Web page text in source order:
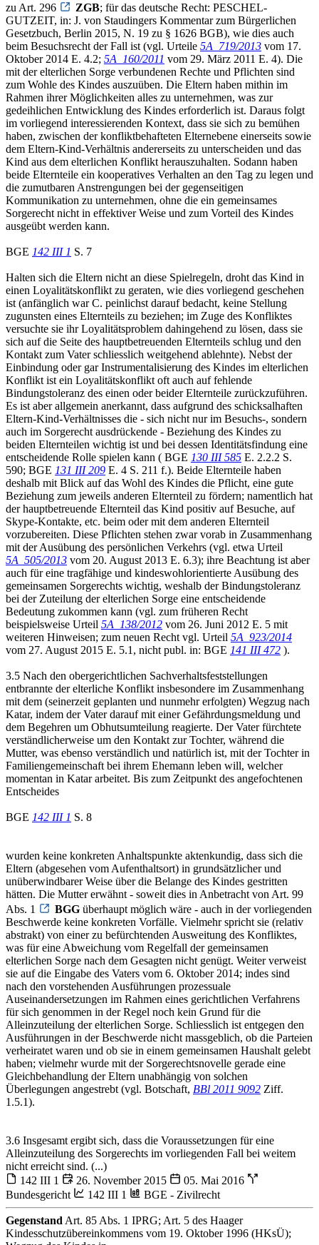
zu Art. 296
ZGB; für das deutsche Recht: PESCHEL-
GUTZEIT, in: J. von Staudingers Kommentar zum Bürgerlichen
Gesetzbuch, Berlin 2015, N. 19 zu § 1626 BGB), wie dies auch
beim Besuchsrecht der Fall ist (vgl. Urteile 5A_719/2013 vom 17.
Oktober 2014 E. 4.2; 5A_160/2011 vom 29. März 2011 E. 4). Die
mit der elterlichen Sorge verbundenen Rechte und Pflichten sind
zum Wohle des Kindes auszuüben. Die Eltern haben mithin im
Rahmen ihrer Möglichkeiten alles zu unternehmen, was zur
gedeihlichen Entwicklung des Kindes erforderlich ist. Daraus folgt
im vorliegend interessierenden Kontext, dass sie sich zu bemühen
haben, zwischen der konfliktbehafteten Elternebene einerseits sowie
dem Eltern-Kind-Verhältnis andererseits zu unterscheiden und das
Kind aus dem elterlichen Konflikt herauszuhalten. Sodann haben
beide Elternteile ein kooperatives Verhalten an den Tag zu legen und
die zumutbaren Anstrengungen bei der gegenseitigen
Kommunikation zu unternehmen, ohne die ein gemeinsames
Sorgerecht nicht in effektiver Weise und zum Vorteil des Kindes
ausgeübt werden kann.
BGE 142 III 1 S. 7
Halten sich die Eltern nicht an diese Spielregeln, droht das Kind in
einen Loyalitätskonflikt zu geraten, wie dies vorliegend geschehen
ist (anfänglich war C. peinlichst darauf bedacht, keine Stellung
zugunsten eines Elternteils zu beziehen; im Zuge des Konfliktes
versuchte sie ihr Loyalitätsproblem dahingehend zu lösen, dass sie
sich auf die Seite des hauptbetreuenden Elternteils schlug und den
Kontakt zum Vater schliesslich weitgehend ablehnte). Nebst der
Einbindung oder gar Instrumentalisierung des Kindes im elterlichen
Konflikt ist ein Loyalitätskonflikt oft auch auf fehlende
Bindungstoleranz des einen oder beider Elternteile zurückzuführen.
Es ist aber allgemein anerkannt, dass aufgrund des schicksalhaften
Eltern-Kind-Verhältnisses die - sich nicht nur im Besuchs-, sondern
auch im Sorgerecht ausdrückende - Beziehung des Kindes zu
beiden Elternteilen wichtig ist und bei dessen Identitätsfindung eine
entscheidende Rolle spielen kann ( BGE 130 III 585 E. 2.2.2 S.
590; BGE 131 III 209 E. 4 S. 211 f.). Beide Elternteile haben
deshalb mit Blick auf das Wohl des Kindes die Pflicht, eine gute
Beziehung zum jeweils anderen Elternteil zu fördern; namentlich hat
der hauptbetreuende Elternteil das Kind positiv auf Besuche, auf
Skype-Kontakte, etc. beim oder mit dem anderen Elternteil
vorzubereiten. Diese Pflichten stehen zwar vorab in Zusammenhang
mit der Ausübung des persönlichen Verkehrs (vgl. etwa Urteil
5A_505/2013 vom 20. August 2013 E. 6.3); ihre Beachtung ist aber
auch für eine tragfähige und kindeswohlorientierte Ausübung des
gemeinsamen Sorgerechts wichtig, weshalb der Bindungstoleranz
bei der Zuteilung der elterlichen Sorge eine entscheidende
Bedeutung zukommen kann (vgl. zum früheren Recht
beispielsweise Urteil 5A_138/2012 vom 26. Juni 2012 E. 5 mit
weiteren Hinweisen; zum neuen Recht vgl. Urteil 5A_923/2014
vom 27. August 2015 E. 5.1, nicht publ. in: BGE 141 III 472 ).
3.5 Nach den obergerichtlichen Sachverhaltsfeststellungen
entbrannte der elterliche Konflikt insbesondere im Zusammenhang
mit dem (seinerzeit geplanten und nunmehr erfolgten) Wegzug nach
Katar, indem der Vater darauf mit einer Gefährdungsmeldung und
dem Begehren um Obhutsumteilung reagierte. Der Vater fürchtete
verständlicherweise um den Kontakt zur Tochter, während die
Mutter, was ebenso verständlich und natürlich ist, mit der Tochter in
Familiengemeinschaft bei ihrem Ehemann leben will, welcher
momentan in Katar arbeitet. Bis zum Zeitpunkt des angefochtenen
Entscheides
BGE 142 III 1 S. 8
wurden keine konkreten Anhaltspunkte aktenkundig, dass sich die
Eltern (abgesehen vom Aufenthaltsort) in grundsätzlicher und
unüberwindbarer Weise über die Belange des Kindes gestritten
hätten. Die Mutter erwähnt - soweit dies in Anbetracht von Art. 99
Abs. 1
BGG überhaupt möglich wäre - auch in der vorliegenden
Beschwerde keine konkreten Vorfälle. Vielmehr spricht sie (relativ
abstrakt) von einer zu befürchtenden Ausweitung des Konfliktes,
was für eine Abweichung vom Regelfall der gemeinsamen
elterlichen Sorge nach dem Gesagten nicht genügt. Weiter verweist
sie auf die Eingabe des Vaters vom 6. Oktober 2014; indes sind
nach den vorstehenden Ausführungen prozessuale
Auseinandersetzungen im Rahmen eines gerichtlichen Verfahrens
für sich genommen in der Regel noch kein Grund für die
Alleinzuteilung der elterlichen Sorge. Schliesslich ist entgegen den
Ausführungen in der Beschwerde nicht massgeblich, ob die Parteien
verheiratet waren und ob sie in einem gemeinsamen Haushalt gelebt
haben; vielmehr wurde mit der Sorgerechtsnovelle gerade eine
Gleichbehandlung der Eltern unabhängig von solchen
Überlegungen angestrebt (vgl. Botschaft, BBl 2011 9092 Ziff.
1.5.1).
3.6 Insgesamt ergibt sich, dass die Voraussetzungen für eine
Alleinzuteilung des Sorgerechts im vorliegenden Fall bei weitem
nicht erreicht sind. (...)
142 III 1
26. November 2015
05. Mai 2016
Bundesgericht
142 III 1 BGE - Zivilrecht
Gegenstand Art. 85 Abs. 1 IPRG; Art. 5 des Haager
Kindesschutzübereinkommens vom 19. Oktober 1996 (HKsÜ);